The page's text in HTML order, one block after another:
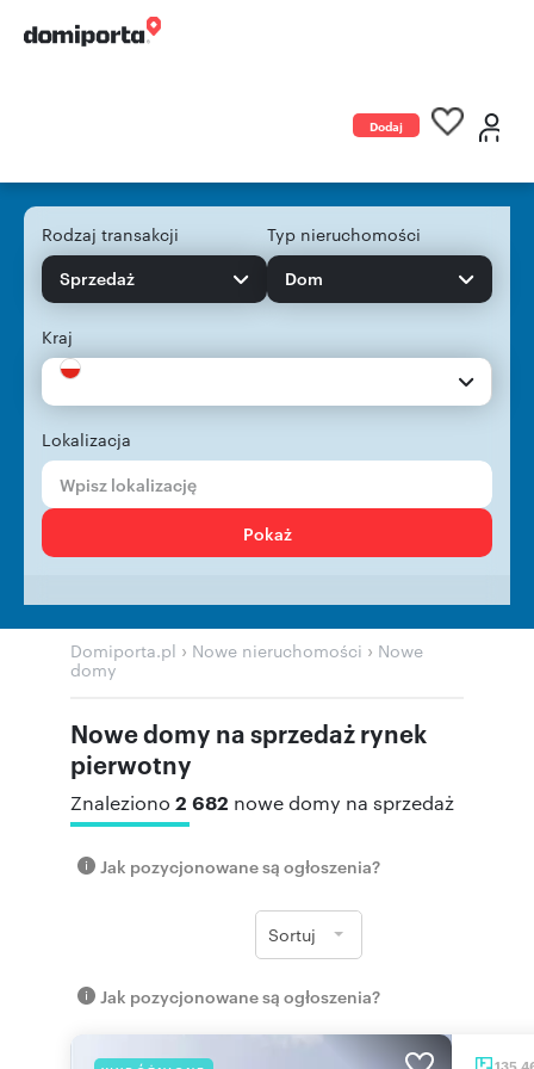
Dodaj
Rodzaj transakcji
Sprzedaż
Typ nieruchomości
Dom
Kraj
Lokalizacja
Pokaż
Domiporta.pl › Nowe nieruchomości › Nowe
domy
Nowe domy na sprzedaż rynek
pierwotny
Znaleziono 2 682 nowe domy na sprzedaż
Jak pozycjonowane są ogłoszenia?
Sortuj
Jak pozycjonowane są ogłoszenia?